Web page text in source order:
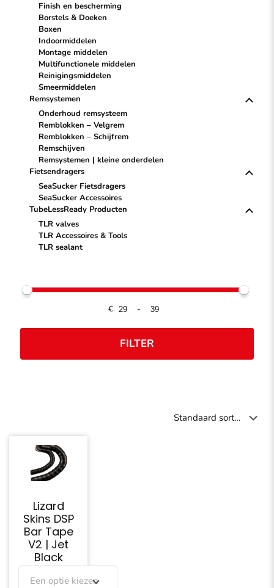
Finish en bescherming
Borstels & Doeken
Boxen
Indoormiddelen
Montage middelen
Multifunctionele middelen
Reinigingsmiddelen
Smeermiddelen
Remsystemen
Onderhoud remsysteem
Remblokken – Velgrem
Remblokken – Schijfrem
Remschijven
Remsystemen | kleine onderdelen
Fietsendragers
SeaSucker Fietsdragers
SeaSucker Accessoires
TubeLessReady Producten
TLR valves
TLR Accessoires & Tools
TLR sealant
€ -
FILTER
Lizard
Skins DSP
Bar Tape
V2 | Jet
Black
Een optie kiezen